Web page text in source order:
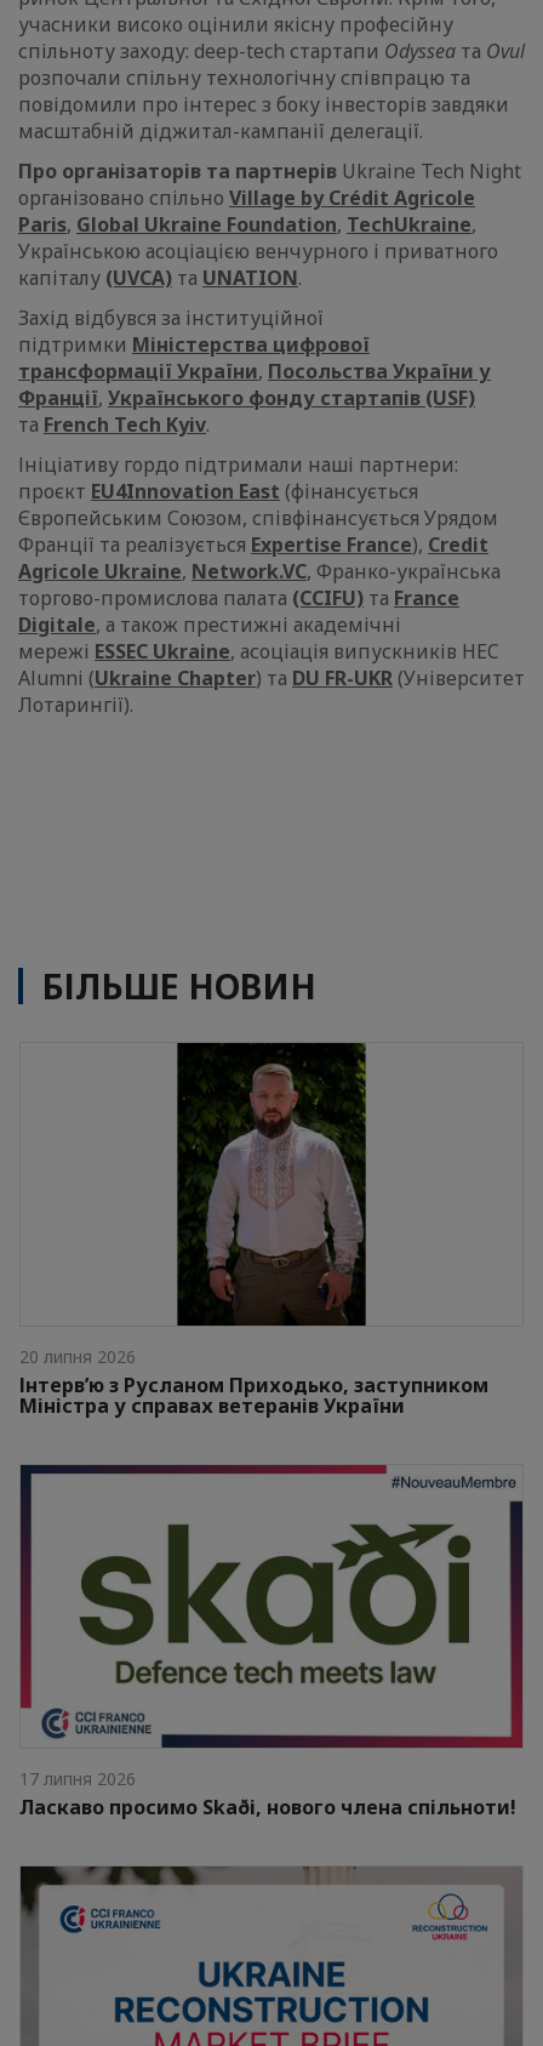
учасники високо оцінили якісну професійну
спільноту заходу: deep-tech стартапи Odyssea та Ovul
розпочали спільну технологічну співпрацю та
повідомили про інтерес з боку інвесторів завдяки
масштабній діджитал-кампанії делегації.
Про організаторів та партнерів Ukraine Tech Night
організовано спільно Village by Crédit Agricole
Paris, Global Ukraine Foundation, TechUkraine,
Українською асоціацією венчурного і приватного
капіталу (UVCA) та UNATION.
Захід відбувся за інституційної
підтримки Міністерства цифрової
трансформації України, Посольства України у
Франції, Українського фонду стартапів (USF)
та French Tech Kyiv.
Ініціативу гордо підтримали наші партнери:
проєкт EU4Innovation East (фінансується
Європейським Союзом, співфінансується Урядом
Франції та реалізується Expertise France), Credit
Agricole Ukraine, Network.VC, Франко-українська
торгово-промислова палата (CCIFU) та France
Digitale, а також престижні академічні
мережі ESSEC Ukraine, асоціація випускників HEC
Alumni (Ukraine Chapter) та DU FR-UKR (Університет
Лотарингії).
БІЛЬШЕ НОВИН
20 липня 2026
Інтерв’ю з Русланом Приходько, заступником
Міністра у справах ветеранів України
17 липня 2026
Ласкаво просимо Skaði, нового члена спільноти!